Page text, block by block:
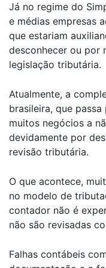
Já no regime do
e médias empresas
que estariam
desconhecer ou por
legislação tributária.
Atualmente, a
brasileira, que
muitos negócios a
devidamente por
revisão tributária.
O que acontece,
no modelo de
contador não é
não são revisadas
Falhas contábeis